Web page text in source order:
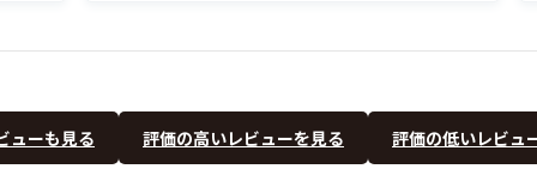
ューも見る 評価の高いレビューを見る 評価の低いレビュ